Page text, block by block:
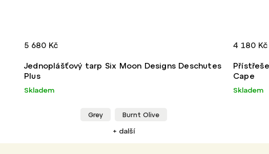
Jednoplášťový tarp Six Moon Designs Deschutes
Plus
Skladem
5 680 Kč
Grey Burnt Olive
+ další
Cape
Skladem
4 180 Kč